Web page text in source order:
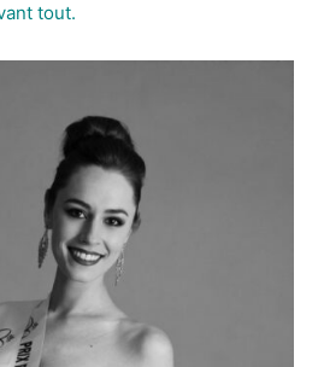
tout.